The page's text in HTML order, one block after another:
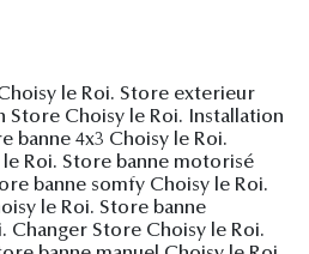
le Roi. Store exterieur
Store Choisy le Roi. Installation
banne 4x3 Choisy le Roi.
Roi. Store banne motorisé
banne somfy Choisy le Roi.
le Roi. Store banne
Changer Store Choisy le Roi.